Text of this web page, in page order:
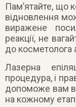
Пам’ятайте, що
відновлення
виражене
реакції, не
до косметолога
Лазерна
процедура, і
допоможе вам
на кожному